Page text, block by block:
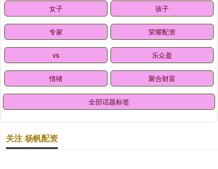
女子 孩子
专家 荣耀配资
vs 乐众盈
情绪 聚合财富
全部话题标签
关注 杨帆配资